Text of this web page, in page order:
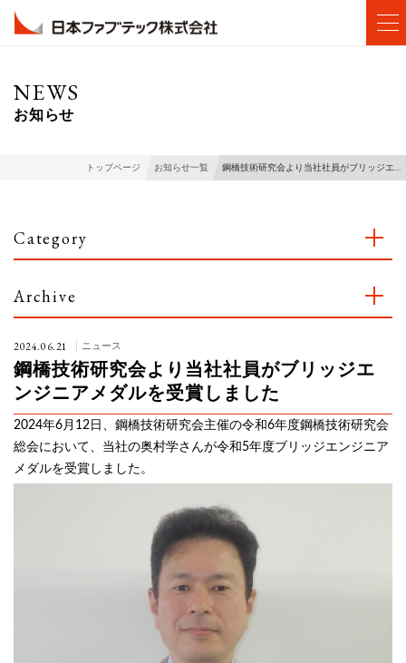
NEWS
お知らせ
トップページ お知らせ一覧 鋼橋技術研究会より当社社員がブリッジエ…
Category
Archive
2024.06.21 ニュース
鋼橋技術研究会より当社社員がブリッジエ
ンジニアメダルを受賞しました
2024年6月12日、鋼橋技術研究会主催の令和6年度鋼橋技術研究会
総会において、当社の奥村学さんが令和5年度ブリッジエンジニア
メダルを受賞しました。